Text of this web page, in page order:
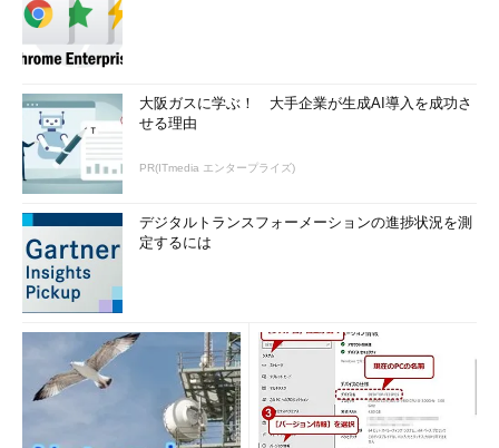
大阪ガスに学ぶ！ 大手企業が生成AI導入を成功さ
せる理由
PR(ITmedia エンタープライズ)
デジタルトランスフォーメーションの進捗状況を測
定するには